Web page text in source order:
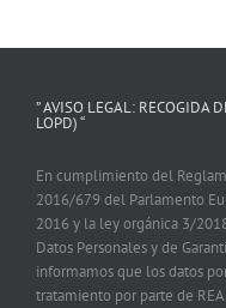
” AVISO LEGAL: RECOGIDA
LOPD) “
En cumplimiento del
2016/679 del Parlamento
2016 y la ley orgánica 3/
Datos Personales y de
informamos que los datos
tratamiento por parte de